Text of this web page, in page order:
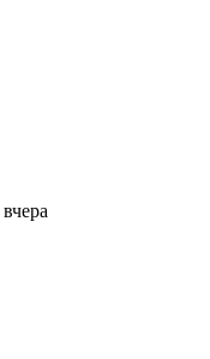
вчера